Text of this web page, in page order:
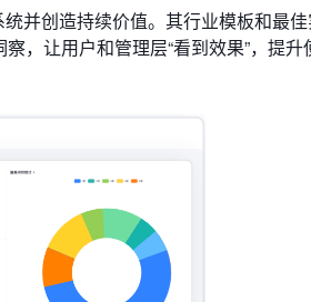
并创造持续价值。其行业模板和最
，让用户和管理层“看到效果”，提升